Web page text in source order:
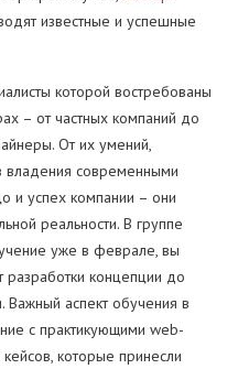
известные и успешные
которой востребованы
– от частных компаний до
От их умений,
владения современными
и успех компании – они
реальности. В группе
уже в феврале, вы
разработки концепции до
Важный аспект обучения в
с практикующими web-
которые принесли